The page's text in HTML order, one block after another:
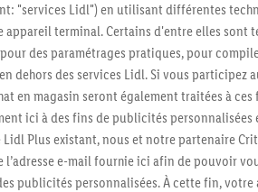
"services Lidl") en utilisant différentes
terminal. Certains d'entre elles sont
des paramétrages pratiques, pour
dehors des services Lidl. Si vous participez
en magasin seront également traitées à ces
ici à des fins de publicités
Plus existant, nous et notre partenaire
e-mail fournie ici afin de pouvoir
publicités personnalisées. À cette fin, votre